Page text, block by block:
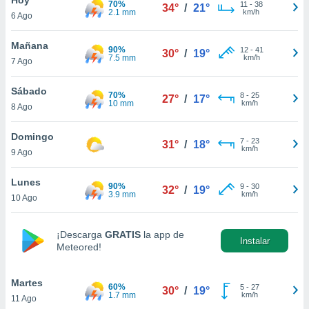
y
en
más
de
cookies
aceptar
6 Ago
70%
2.1 mm
34° / 21° 11 - 38
km/h
Mañana
7 Ago
90%
7.5 mm
30° / 19° 12- 41
km/h
Sábado
8 Ago
70%
10 mm
27° / 17° 8- 25
km/h
Domingo
9 Ago
31° / 18° 7- 23
km/h
Lunes
10 Ago
90%
3.9 mm
32° / 19° 9- 30
km/h
¡Descarga GRATIS la app de
Meteored!
Instalar
Martes
11 Ago
60%
1.7 mm
30° / 19° 5- 27
km/h